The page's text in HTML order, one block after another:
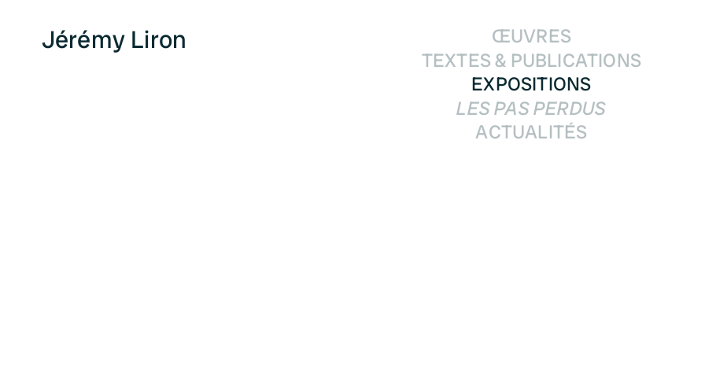
Jérémy Liron
ŒUVRES
TEXTES & PUBLICATIONS
EXPOSITIONS
LES PAS PERDUS
ACTUALITÉS